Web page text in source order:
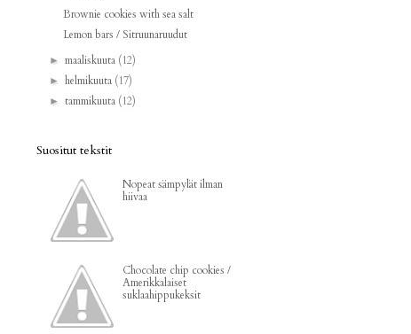
Brownie cookies with sea salt
Lemon bars / Sitruunaruudut
►maaliskuuta (12)
►helmikuuta (17)
►tammikuuta (12)
Suositut tekstit
Nopeat sämpylät ilman
hiivaa
Chocolate chip cookies /
Amerikkalaiset
suklaahippukeksit